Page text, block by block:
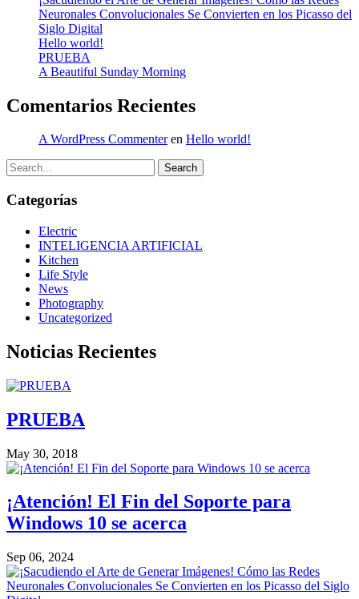
Neuronales Convolucionales Se Convierten en los Picasso del
Siglo Digital
Hello world!
PRUEBA
A Beautiful Sunday Morning
Comentarios Recientes
A WordPress Commenteren Hello world!
Search
Categorías
Electric
INTELIGENCIA ARTIFICIAL
Kitchen
Life Style
News
Photography
Uncategorized
Noticias Recientes
PRUEBA
May 30, 2018
¡Atención! El Fin del Soporte para
Windows 10 se acerca
Sep 06, 2024